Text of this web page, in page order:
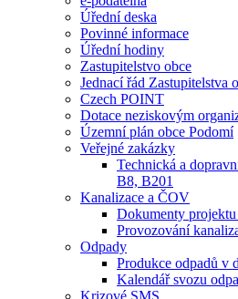
Úřední deska
Povinné informace
Úřední hodiny
Zastupitelstvo obce
Jednací řád Zastupitelstva
Czech POINT
Dotace neziskovým
Územní plán obce Podomí
Veřejné zakázky
Technická a
B8, B201
Kanalizace a ČOV
Dokumenty
Provozování
Odpady
Produkce odpadů v
Kalendář svozu
Krizové SMS